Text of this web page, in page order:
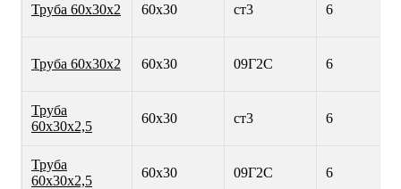
Труба 60х30х2 60х30 ст3 6
Труба 60х30х2 60х30 09Г2С 6
Труба
60х30х2,5
60х30 ст3 6
Труба
60х30х2,5
60х30 09Г2С 6